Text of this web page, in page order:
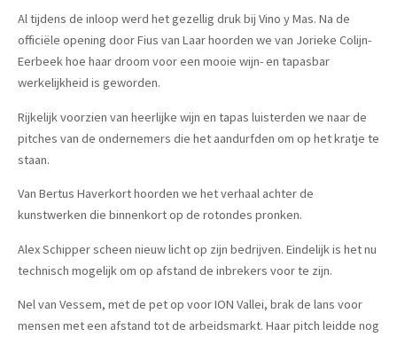
Al tijdens de inloop werd het gezellig druk bij Vino y Mas. Na de
officiële opening door Fius van Laar hoorden we van Jorieke Colijn-
Eerbeek hoe haar droom voor een mooie wijn- en tapasbar
werkelijkheid is geworden.
Rijkelijk voorzien van heerlijke wijn en tapas luisterden we naar de
pitches van de ondernemers die het aandurfden om op het kratje te
staan.
Van Bertus Haverkort hoorden we het verhaal achter de
kunstwerken die binnenkort op de rotondes pronken.
Alex Schipper scheen nieuw licht op zijn bedrijven. Eindelijk is het nu
technisch mogelijk om op afstand de inbrekers voor te zijn.
Nel van Vessem, met de pet op voor ION Vallei, brak de lans voor
mensen met een afstand tot de arbeidsmarkt. Haar pitch leidde nog